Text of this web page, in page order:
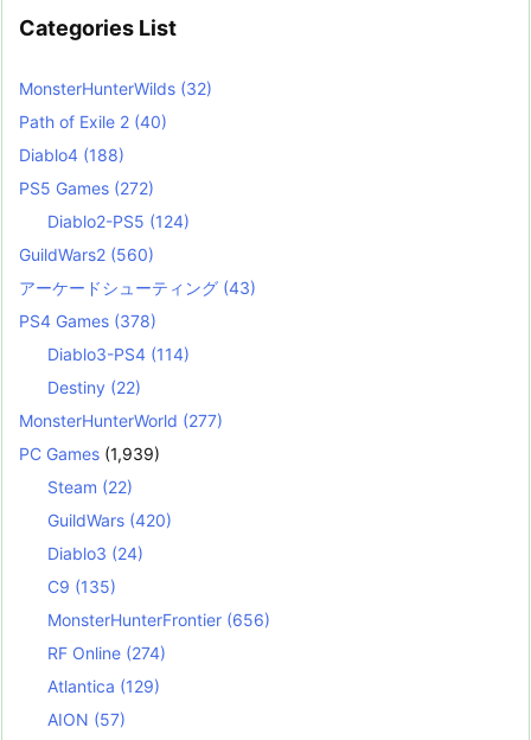
Categories List
MonsterHunterWilds (32)
Path of Exile 2 (40)
Diablo4 (188)
PS5 Games (272)
Diablo2-PS5 (124)
GuildWars2 (560)
アーケードシューティング (43)
PS4 Games (378)
Diablo3-PS4 (114)
Destiny (22)
MonsterHunterWorld (277)
PC Games (1,939)
Steam (22)
GuildWars (420)
Diablo3 (24)
C9 (135)
MonsterHunterFrontier (656)
RF Online (274)
Atlantica (129)
AION (57)